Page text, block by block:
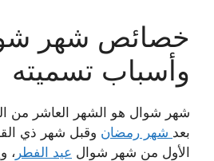
خصائص شهر
وأسباب تسميته
شهر شوال هو الشهر العاشر من
بعد شهر رمضان وقبل شهر ذي
الأول من شهر شوال عيد الفطر ،